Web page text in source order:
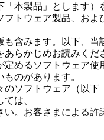
本製品」とします）
トウェア製品、お
も含みます。以下、
らかじめお読みくだ
めるソフトウェア
のがあります。
ソフトウェア（以
は、
。お客さまによる